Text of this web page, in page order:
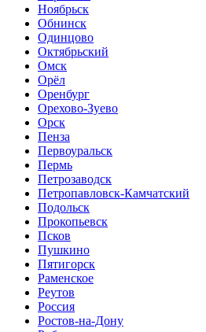
Ноябрьск
Обнинск
Одинцово
Октябрьский
Омск
Орёл
Оренбург
Орехово-Зуево
Орск
Пенза
Первоуральск
Пермь
Петрозаводск
Петропавловск-Камчатский
Подольск
Прокопьевск
Псков
Пушкино
Пятигорск
Раменское
Реутов
Россия
Ростов-на-Дону